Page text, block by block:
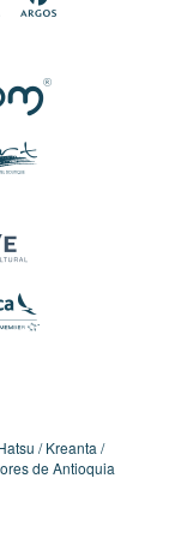
Kreanta
de Antioquia